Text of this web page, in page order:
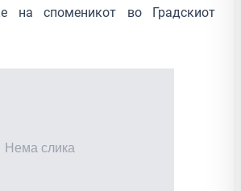
на споменикот во Градскиот